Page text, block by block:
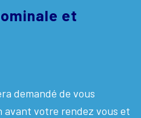
et
demandé de vous
avant votre rendez vous et